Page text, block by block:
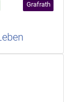
Grafrath